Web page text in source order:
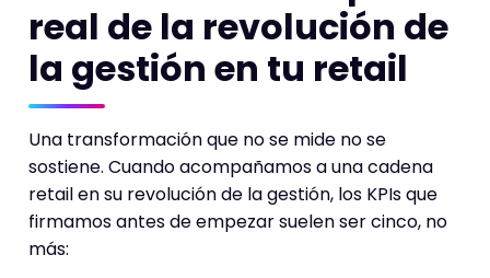
real de la revolución de
la gestión en tu retail
Una transformación que no se mide no se
sostiene. Cuando acompañamos a una cadena
retail en su revolución de la gestión, los KPIs que
firmamos antes de empezar suelen ser cinco, no
más: